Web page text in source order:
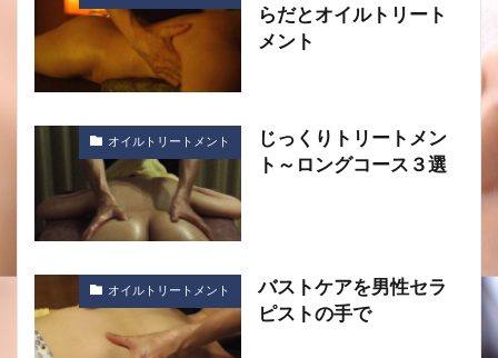
らだとオイルトリート
メント
オイルトリートメント
じっくりトリートメン
ト～ロングコース３選
オイルトリートメント
バストケアを男性セラ
ピストの手で